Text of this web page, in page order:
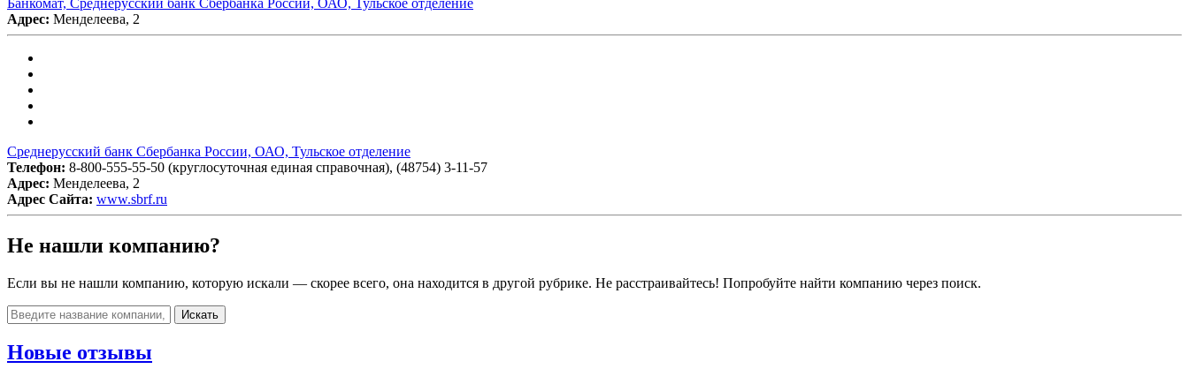
Адрес: Менделеева, 2
Среднерусский банк Сбербанка России, ОАО, Тульское отделение
Телефон: 8-800-555-55-50 (круглосуточная единая справочная), (48754) 3-11-57
Адрес: Менделеева, 2
Адрес Сайта: www.sbrf.ru
Не нашли компанию?
Если вы не нашли компанию, которую искали — скорее всего, она находится в другой рубрике. Не расстраивайтесь! Попробуйте найти компанию через поиск.
Искать
Новые отзывы